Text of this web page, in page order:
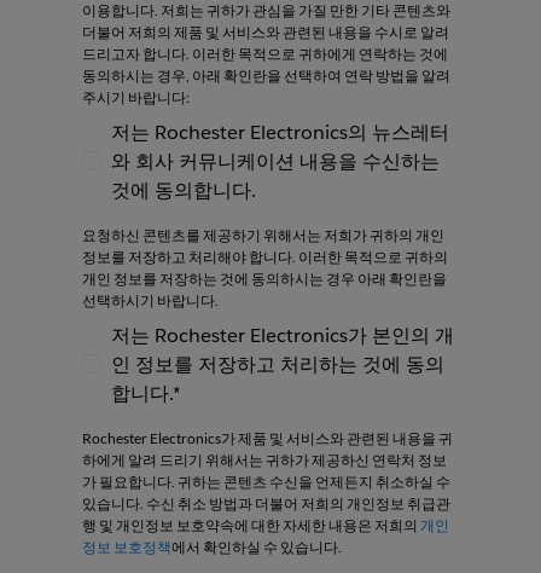
이용합니다. 저희는 귀하가 관심을 가질 만한 기타 콘텐츠와
더불어 저희의 제품 및 서비스와 관련된 내용을 수시로 알려
드리고자 합니다. 이러한 목적으로 귀하에게 연락하는 것에
동의하시는 경우, 아래 확인란을 선택하여 연락 방법을 알려
주시기 바랍니다:
저는 Rochester Electronics의 뉴스레터와 회사
저는 Rochester Electronics의 뉴스레터
와 회사 커뮤니케이션 내용을 수신하는
것에 동의합니다.
요청하신 콘텐츠를 제공하기 위해서는 저희가 귀하의 개인
정보를 저장하고 처리해야 합니다. 이러한 목적으로 귀하의
개인 정보를 저장하는 것에 동의하시는 경우 아래 확인란을
선택하시기 바랍니다.
저는 Rochester Electronics가 본인의 개인 정보
저는 Rochester Electronics가 본인의 개
인 정보를 저장하고 처리하는 것에 동의
합니다.*
Rochester Electronics가 제품 및 서비스와 관련된 내용을 귀
하에게 알려 드리기 위해서는 귀하가 제공하신 연락처 정보
가 필요합니다. 귀하는 콘텐츠 수신을 언제든지 취소하실 수
있습니다. 수신 취소 방법과 더불어 저희의 개인정보 취급관
행 및 개인정보 보호약속에 대한 자세한 내용은 저희의 개인
정보 보호정책에서 확인하실 수 있습니다.